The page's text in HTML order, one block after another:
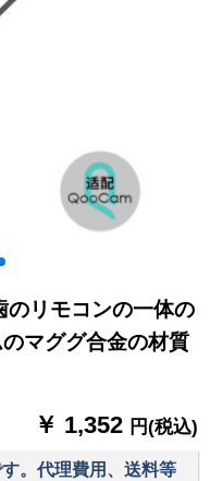
リモコンの一体の
マググ合金の材質
￥ 1,352 円(税込)
。代理費用、送料等